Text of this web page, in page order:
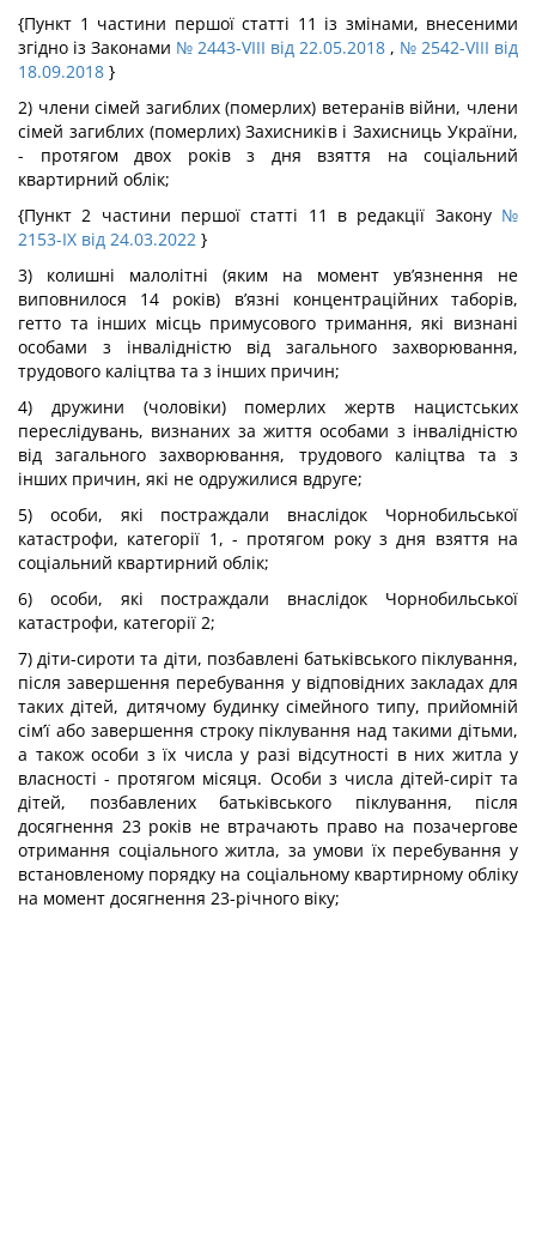
{Пункт 1 частини першої статті 11 із змінами, внесеними
згідно із Законами № 2443-VIII від 22.05.2018 , № 2542-VIII від
18.09.2018 }
2) члени сімей загиблих (померлих) ветеранів війни, члени
сімей загиблих (померлих) Захисників і Захисниць України,
- протягом двох років з дня взяття на соціальний
квартирний облік;
{Пункт 2 частини першої статті 11 в редакції Закону №
2153-IX від 24.03.2022 }
3) колишні малолітні (яким на момент ув’язнення не
виповнилося 14 років) в’язні концентраційних таборів,
гетто та інших місць примусового тримання, які визнані
особами з інвалідністю від загального захворювання,
трудового каліцтва та з інших причин;
4) дружини (чоловіки) померлих жертв нацистських
переслідувань, визнаних за життя особами з інвалідністю
від загального захворювання, трудового каліцтва та з
інших причин, які не одружилися вдруге;
5) особи, які постраждали внаслідок Чорнобильської
катастрофи, категорії 1, - протягом року з дня взяття на
соціальний квартирний облік;
6) особи, які постраждали внаслідок Чорнобильської
катастрофи, категорії 2;
7) діти-сироти та діти, позбавлені батьківського піклування,
після завершення перебування у відповідних закладах для
таких дітей, дитячому будинку сімейного типу, прийомній
сім’ї або завершення строку піклування над такими дітьми,
а також особи з їх числа у разі відсутності в них житла у
власності - протягом місяця. Особи з числа дітей-сиріт та
дітей, позбавлених батьківського піклування, після
досягнення 23 років не втрачають право на позачергове
отримання соціального житла, за умови їх перебування у
встановленому порядку на соціальному квартирному обліку
на момент досягнення 23-річного віку;